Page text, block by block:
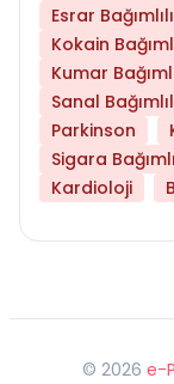
Esrar
Kokain
Kumar
Sanal
Parkinson
Sigara
Kardioloji
© 2026 e-